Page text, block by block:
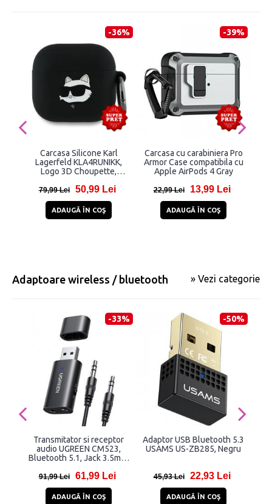
-36%
Carcasa Silicone Karl
Lagerfeld KLA4RUNIKK,
Logo 3D Choupette,
Negru
79,99 Lei 50,99 Lei
ADAUGĂ ÎN COŞ
-39%
Carcasa cu carabiniera Pro
Armor Case compatibila cu
Apple AirPods 4 Gray
22,99 Lei 13,99 Lei
ADAUGĂ ÎN COŞ
Adaptoare wireless / bluetooth » Vezi categorie
-33%
Transmitator si receptor
audio UGREEN CM523,
Bluetooth 5.1, Jack 3.5mm,
91,99 Lei 61,99 Lei
ADAUGĂ ÎN COŞ
-50%
Adaptor USB Bluetooth 5.3
USAMS US-ZB285, Negru
45,93 Lei 22,93 Lei
ADAUGĂ ÎN COŞ